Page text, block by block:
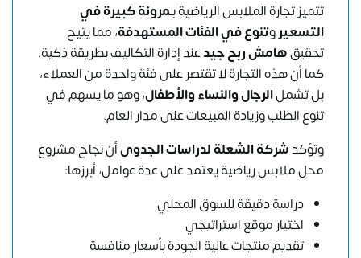
تتميز تجارة الملابس الرياضية بـمرونة كبيرة في
التسعيروتنوع في الفئات المستهدفة، مما يتيح
تحقيقهامش ربح جيدعند إدارة التكاليف بطريقة ذكية.
كما أن هذه التجارة لا تقتصر على فئة واحدة من العملاء،
بل تشملالرجال والنساء والأطفال، وهو ما يسهم في
تنوع الطلب وزيادة المبيعات على مدار العام.
وتؤكدشركة الشعلة لدراسات الجدوىأن نجاح مشروع
محل ملابس رياضية يعتمد على عدة عوامل، أبرزها:
دراسة دقيقة للسوق المحلي
اختيار موقع استراتيجي
تقديم منتجات عالية الجودة بأسعار منافسة